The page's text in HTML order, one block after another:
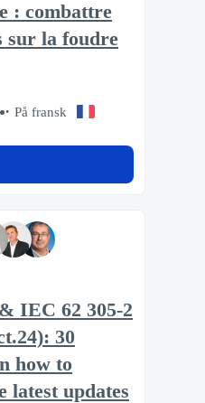
: combattre
sur la foudre
På fransk
IEC 62 305-2
30
how to
latest updates